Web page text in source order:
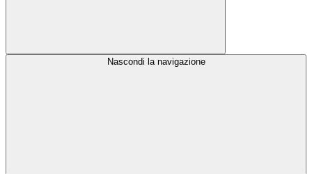
Nascondi la navigazione